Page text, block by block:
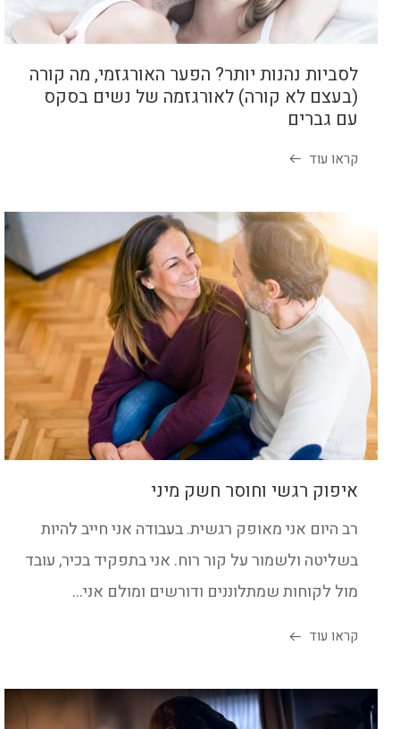
לסביות נהנות יותר? הפער האורגזמי, מה קורה
(בעצם לא קורה) לאורגזמה של נשים בסקס
עם גברים
קראו עוד
איפוק רגשי וחוסר חשק מיני
רב היום אני מאופק רגשית. בעבודה אני חייב להיות
בשליטה ולשמור על קור רוח. אני בתפקיד בכיר, עובד
מול לקוחות שמתלוננים ודורשים ומולם אני...
קראו עוד